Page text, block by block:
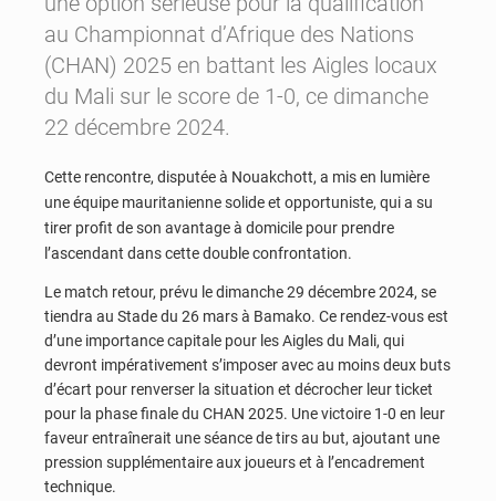
au Championnat d’Afrique des Nations
(CHAN) 2025 en battant les Aigles locaux
du Mali sur le score de 1-0, ce dimanche
22 décembre 2024.
Cette rencontre, disputée à Nouakchott, a mis en lumière
une équipe mauritanienne solide et opportuniste, qui a su
tirer profit de son avantage à domicile pour prendre
l’ascendant dans cette double confrontation.
Le match retour, prévu le dimanche 29 décembre 2024, se
tiendra au Stade du 26 mars à Bamako. Ce rendez-vous est
d’une importance capitale pour les Aigles du Mali, qui
devront impérativement s’imposer avec au moins deux buts
d’écart pour renverser la situation et décrocher leur ticket
pour la phase finale du CHAN 2025. Une victoire 1-0 en leur
faveur entraînerait une séance de tirs au but, ajoutant une
pression supplémentaire aux joueurs et à l’encadrement
technique.